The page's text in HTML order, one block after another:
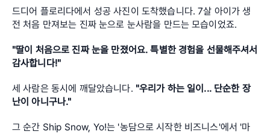
드디어 플로리다에서 성공 사진이 도착했습니다. 7살 아이가 생
전 처음 만져보는 진짜 눈으로 눈사람을 만드는 모습이었죠.
"딸이 처음으로 진짜 눈을 만졌어요. 특별한 경험을 선물해주셔서
감사합니다!"
세 사람은 동시에 깨달았습니다. "우리가 하는 일이... 단순한 장
난이 아니구나."
그 순간 Ship Snow, Yo!는 '농담으로 시작한 비즈니스'에서 '마